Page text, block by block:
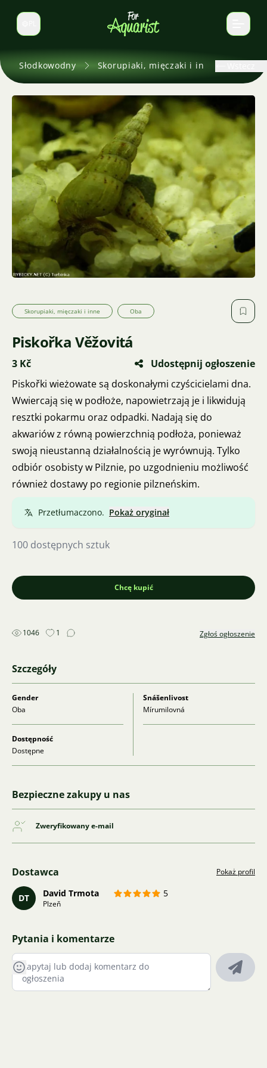
Zmień język
Słodkowodny Skorupiaki, mięczaki i inne
Skorupiaki, mięczaki i inne Oba
Piskořka Věžovitá
3 Kč
Udostępnij ogłoszenie
Piskořki wieżowate są doskonałymi czyścicielami dna.
Wwiercają się w podłoże, napowietrzają je i likwidują
resztki pokarmu oraz odpadki. Nadają się do
akwariów z równą powierzchnią podłoża, ponieważ
swoją nieustanną działalnością je wyrównują. Tylko
odbiór osobisty w Pilznie, po uzgodnieniu możliwość
również dostawy po regionie pilzneńskim.
Przetłumaczono. Pokaż oryginał
100 dostępnych sztuk
Chcę kupić
1046 1 Zgłoś ogłoszenie
Szczegóły
Gender
Oba
Snášenlivost
Mírumilovná
Dostępność
Dostępne
Bezpieczne zakupy u nas
Zweryfikowany e-mail
Dostawca Pokaż profil
DT David Trmota 5
Plzeň
Pytania i komentarze